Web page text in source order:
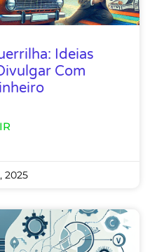
Ideias
Com
2025